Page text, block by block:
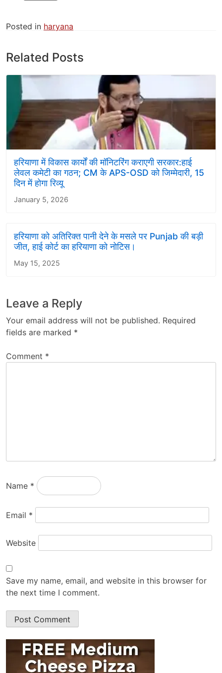
Posted in haryana
Related Posts
हरियाणा में विकास कार्यों की मॉनिटरिंग कराएगी सरकार:हाई
लेवल कमेटी का गठन; CM के APS-OSD को जिम्मेदारी, 15
दिन में होगा रिव्यू
January 5, 2026
हरियाणा को अतिरिक्त पानी देने के मसले पर Punjab की बड़ी
जीत, हाई कोर्ट का हरियाणा को नोटिस।
May 15, 2025
Leave a Reply
Your email address will not be published. Required
fields are marked *
Comment *
Name *
Email *
Website
Save my name, email, and website in this browser for
the next time I comment.